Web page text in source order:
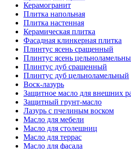
Керамогранит
Плитка напольная
Плитка настенная
Керамическая плитка
Фасадная клинкерная плитка
Плинтус ясень сращенный
Плинтус ясень
Плинтус дуб сращенный
Плинтус дуб цельноламельный
Воск-лазурь
Защитное масло для внешних
Защитный грунт-масло
Лазурь с пчелиным воском
Масло для мебели
Масло для столешниц
Масло для террас
Масло для фасада